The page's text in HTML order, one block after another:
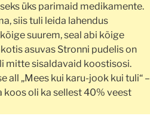
üks parimaid medikamente.
siis tuli leida lahendus
suurem, seal abi kõige
asuvas Stronni pudelis on
mitte sisaldavaid koostisosi.
all „Mees kui karu-jook kui tuli“ –
koos oli ka sellest 40% veest